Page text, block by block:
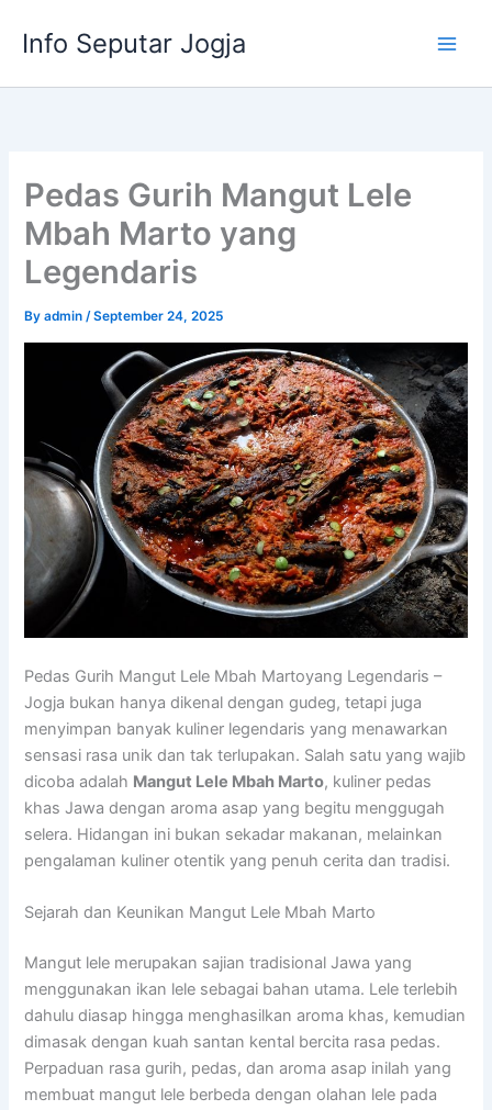
Info Seputar Jogja
Pedas Gurih Mangut Lele
Mbah Marto yang
Legendaris
Byadmin/September 24, 2025
Pedas Gurih Mangut Lele Mbah Martoyang Legendaris –
Jogja bukan hanya dikenal dengan gudeg, tetapi juga
menyimpan banyak kuliner legendaris yang menawarkan
sensasi rasa unik dan tak terlupakan. Salah satu yang wajib
dicoba adalah Mangut Lele Mbah Marto, kuliner pedas
khas Jawa dengan aroma asap yang begitu menggugah
selera. Hidangan ini bukan sekadar makanan, melainkan
pengalaman kuliner otentik yang penuh cerita dan tradisi.
Sejarah dan Keunikan Mangut Lele Mbah Marto
Mangut lele merupakan sajian tradisional Jawa yang
menggunakan ikan lele sebagai bahan utama. Lele terlebih
dahulu diasap hingga menghasilkan aroma khas, kemudian
dimasak dengan kuah santan kental bercita rasa pedas.
Perpaduan rasa gurih, pedas, dan aroma asap inilah yang
membuat mangut lele berbeda dengan olahan lele pada